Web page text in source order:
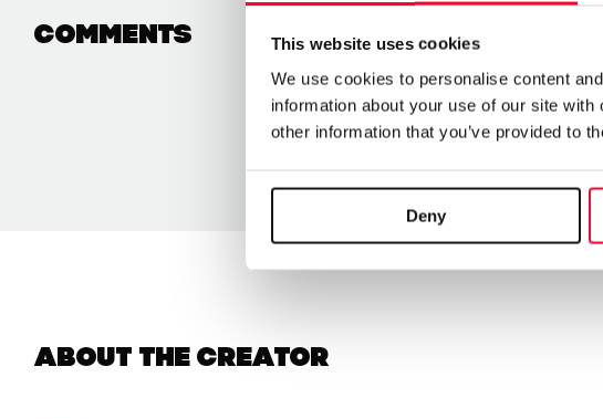
This website uses cookies
We use cookies to personalise content
information about your use of our site
other information that you’ve provided to
Deny
Comments
About the creator